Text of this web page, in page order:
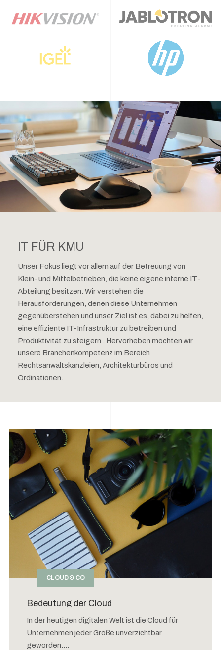
IT FÜR KMU
Unser Fokus liegt vor allem auf der Betreuung von
Klein- und Mittelbetrieben, die keine eigene interne IT-
Abteilung besitzen. Wir verstehen die
Herausforderungen, denen diese Unternehmen
gegenüberstehen und unser Ziel ist es, dabei zu helfen,
eine effiziente IT-Infrastruktur zu betreiben und
Produktivität zu steigern . Hervorheben möchten wir
unsere Branchenkompetenz im Bereich
Rechtsanwaltskanzleien, Architekturbüros und
Ordinationen.
CLOUD & CO
Bedeutung der Cloud
In der heutigen digitalen Welt ist die Cloud für
Unternehmen jeder Größe unverzichtbar
geworden....